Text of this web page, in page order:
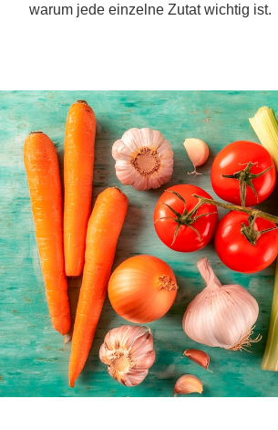
warum jede einzelne Zutat wichtig ist.